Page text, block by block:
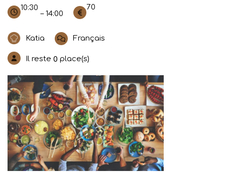
10:30
– 14:00
70
Katia Français
Il reste 0 place(s)